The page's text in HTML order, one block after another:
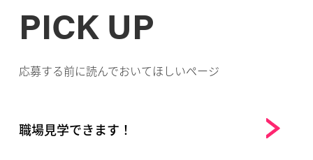
PICK UP
応募する前に読んでおいてほしいページ
職場見学できます！